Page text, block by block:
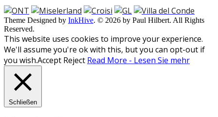
Theme Designed by InkHive. © 2026 by Paul Hilbert. All Rights
Reserved.
This website uses cookies to improve your experience.
We'll assume you're ok with this, but you can opt-out if
you wish.Accept Reject Read More - Lesen Sie mehr
Schließen